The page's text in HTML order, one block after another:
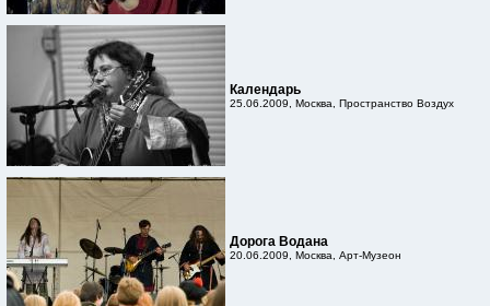
Календарь
25.06.2009, Москва, Пространство Воздух
Дорога Водана
20.06.2009, Москва, Арт-Музеон